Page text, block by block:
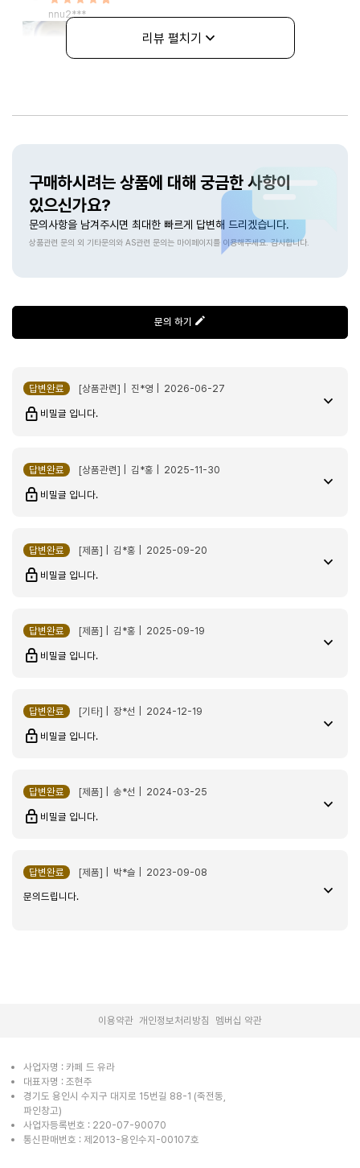
nnu2***
gogm***
에스프레소머신중 최고입니다 마음에들어서 부모님께 또 사드렸어요
전자동 커피머신 E4_WHITE / THE Black Noble
신혼때 장만한 네스프레소 12년쓰다가 큰맘먹고 바꿨어요^^ 전자동머신
알아보며 세척의 어려움때문에 망설이면서 검색하다보니 어쩔 수 없이
비싼 머신에 눈이 가게되더라구요...앞으로 12년 더 쓸거 생각하고
보내주신 카페드유라 에스프레소 블렌드 첫잔 내려마시면서...가격때문에
고민했지만 괜한 고민이었다 싶더라구요. 덕분에 카페가는 일이 현저하게
줄고 아침에 일어나서 카페인 충전용으로 벌컥벌컥 마시는 커피도
근데 좋은 원두 맛있는 원두 많지만 아직 카페드유라 에스프레소
블렌드만큼 제 입에 맞는건 못찾았네요 원두 두개 보내주셨는데
ㅋㅋ 고민은 배송만 늦출뿐이라는 말이 딱입니다. 고민말고 사세요^^
dldm********
한달동안 망설이다가 주문해서 배송도 빠르고 안전하게 도착했네요
마시고 남편 퇴근후 아메리카노 한잔~ 잘 모르겠다더니 저녁먹고 또
내려달라고 ㅎㅎ 당분간 카페는 알갈듯
저랑 아내랑 둘다 커피를 너무 좋아하는데 이 녀석을 들인 뒤로 매일 아침
커피를 내려먹는게 낙입니다 ㅎㅎ
전자동 커피머신 E4_WHITE / THE Black Noble
리뷰 펼치기
구매하시려는 상품에 대해 궁금한 사항이
있으신가요?
문의사항을 남겨주시면 최대한 빠르게 답변해 드리겠습니다.
상품관련 문의 외 기타문의와 AS관련 문의는 마이페이지를 이용해주세요. 감사합니다.
문의 하기
답변완료 [상품관련] | 진*영 | 2026-06-27
비밀글 입니다.
답변완료 [상품관련] | 김*홍 | 2025-11-30
비밀글 입니다.
답변완료 [제품] | 김*홍 | 2025-09-20
비밀글 입니다.
답변완료 [제품] | 김*홍 | 2025-09-19
비밀글 입니다.
답변완료 [기타] | 장*선 | 2024-12-19
비밀글 입니다.
답변완료 [제품] | 송*선 | 2024-03-25
비밀글 입니다.
답변완료
[제품] | 박*슬 | 2023-09-08
문의드립니다.
사업자명 : 카페 드 유라
대표자명 : 조현주
경기도 용인시 수지구 대지로 15번길 88-1 (죽전동,
파인창고)
사업자등록번호 : 220-07-90070
통신판매번호 : 제2013-용인수지-00107호
이용약관 개인정보처리방침 멤버십 약관